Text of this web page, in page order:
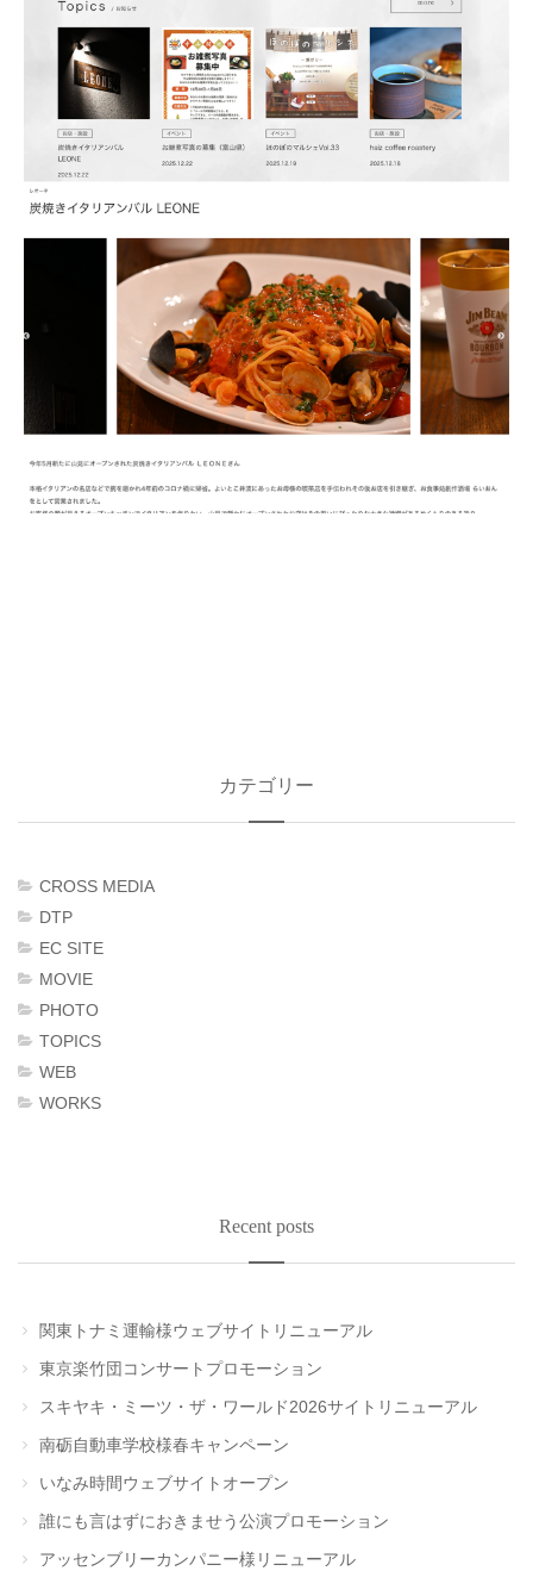
カテゴリー
CROSS MEDIA
DTP
EC SITE
MOVIE
PHOTO
TOPICS
WEB
WORKS
Recent posts
関東トナミ運輸様ウェブサイトリニューアル
東京楽竹団コンサートプロモーション
スキヤキ・ミーツ・ザ・ワールド2026サイトリニューアル
南砺自動車学校様春キャンペーン
いなみ時間ウェブサイトオープン
誰にも言はずにおきませう公演プロモーション
アッセンブリーカンパニー様リニューアル